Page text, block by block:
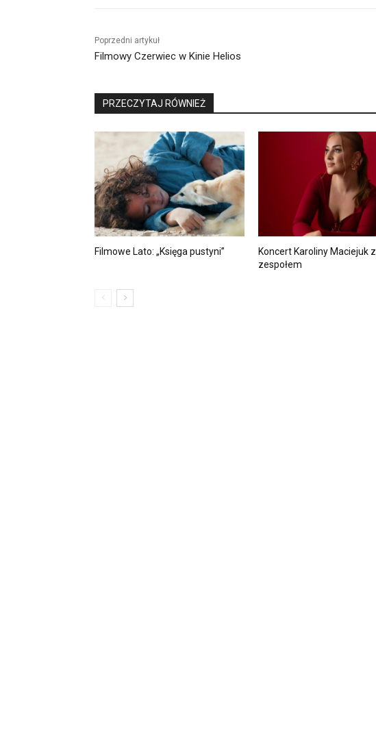
Poprzedni artykuł
Filmowy Czerwiec w Kinie Helios
PRZECZYTAJ RÓWNIEŻ
Filmowe Lato: „Księga pustyni”
Koncert Karoliny Maciejuk z
zespołem